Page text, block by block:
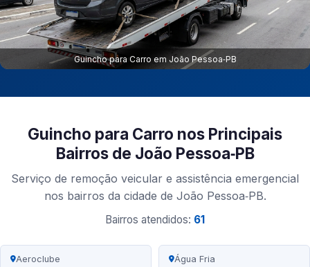
Guincho para Carro em João Pessoa‑PB
Guincho para Carro nos Principais
Bairros de João Pessoa‑PB
Serviço de remoção veicular e assistência emergencial
nos bairros da cidade de João Pessoa‑PB.
Bairros atendidos: 61
Aeroclube Água Fria